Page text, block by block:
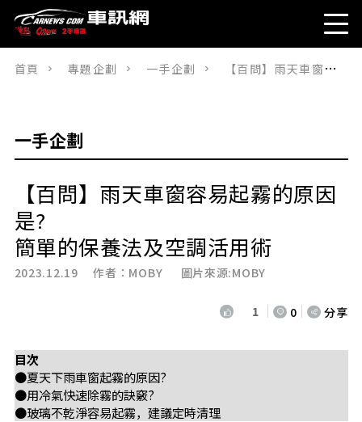
首頁 專題企劃 一手企劃 【百問】雨天車窗容易起霧的原因是? 簡單的保養法及空調活用術
一手企劃
【百問】雨天車窗容易起霧的原因
是?
簡單的保養法及空調活用術
2023.12.19 作者： MOBY 圖片來源:MOBY
1 0 分享
目次
●夏天下雨車窗起霧的原因?
●用冷氣快速除霧的訣竅?
●玻璃不乾淨容易起霧，建議定時清理